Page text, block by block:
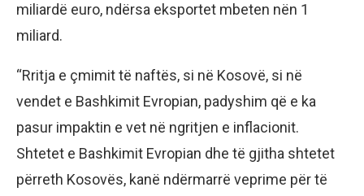
miliardë euro, ndërsa eksportet mbeten nën 1
miliard.
“Rritja e çmimit të naftës, si në Kosovë, si në
vendet e Bashkimit Evropian, padyshim që e ka
pasur impaktin e vet në ngritjen e inflacionit.
Shtetet e Bashkimit Evropian dhe të gjitha shtetet
përreth Kosovës, kanë ndërmarrë veprime për të